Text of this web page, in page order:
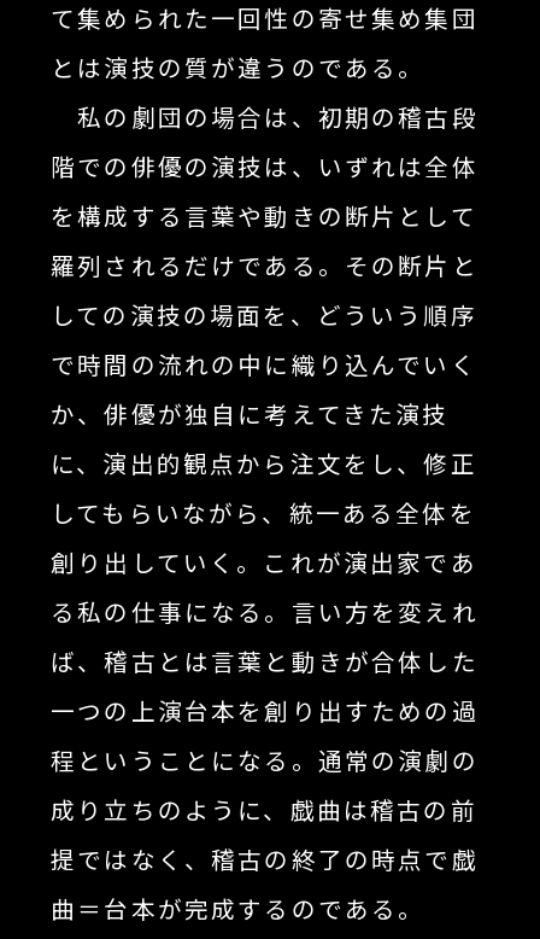
て集められた一回性の寄せ集め集団
とは演技の質が違うのである。
私の劇団の場合は、初期の稽古段
階での俳優の演技は、いずれは全体
を構成する言葉や動きの断片として
羅列されるだけである。その断片と
しての演技の場面を、どういう順序
で時間の流れの中に織り込んでいく
か、俳優が独自に考えてきた演技
に、演出的観点から注文をし、修正
してもらいながら、統一ある全体を
創り出していく。これが演出家であ
る私の仕事になる。言い方を変えれ
ば、稽古とは言葉と動きが合体した
一つの上演台本を創り出すための過
程ということになる。通常の演劇の
成り立ちのように、戯曲は稽古の前
提ではなく、稽古の終了の時点で戯
曲＝台本が完成するのである。